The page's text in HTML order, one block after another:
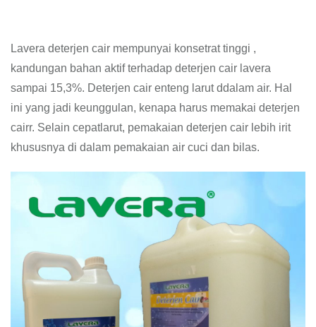
Lavera deterjen cair mempunyai konsetrat tinggi ,
kandungan bahan aktif terhadap deterjen cair lavera
sampai 15,3%. Deterjen cair enteng larut ddalam air. Hal
ini yang jadi keunggulan, kenapa harus memakai deterjen
cairr. Selain cepatlarut, pemakaian deterjen cair lebih irit
khususnya di dalam pemakaian air cuci dan bilas.